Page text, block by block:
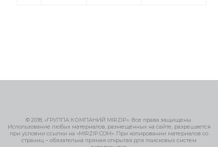
© 2018, «ГРУППА КОМПАНИЙ MIRZIP». Все права защищены.
Использование любых материалов, размещённых на сайте, разрешается
при условии ссылки на «MIRZIP.COM». При копировании материалов со
страниц – обязательна прямая открытая для поисковых систем